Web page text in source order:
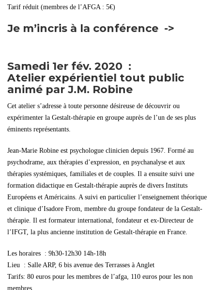
Tarif réduit (membres de l’AFGA : 5€)
Je m’incris à la conférence ->
Samedi 1er fév. 2020 :
Atelier expérientiel tout public
animé par J.M. Robine
Cet atelier s’adresse à toute personne désireuse de découvrir ou
expérimenter la Gestalt-thérapie en groupe auprès de l’un de ses plus
éminents représentants.
Jean-Marie Robine est psychologue clinicien depuis 1967. Formé au
psychodrame, aux thérapies d’expression, en psychanalyse et aux
thérapies systémiques, familiales et de couples. Il a ensuite suivi une
formation didactique en Gestalt-thérapie auprès de divers Instituts
Européens et Américains. A suivi en particulier l’enseignement théorique
et clinique d’Isadore From, membre du groupe fondateur de la Gestalt-
thérapie. Il est formateur international, fondateur et ex-Directeur de
l’IFGT, la plus ancienne institution de Gestalt-thérapie en France.
Les horaires : 9h30-12h30 14h-18h
Lieu : Salle ARP, 6 bis avenue des Terrasses à Anglet
Tarifs: 80 euros pour les membres de l’afga, 110 euros pour les non
membres